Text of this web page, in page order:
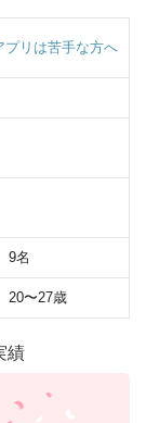
。
リは苦手な方へ
9名
20〜27歳
績